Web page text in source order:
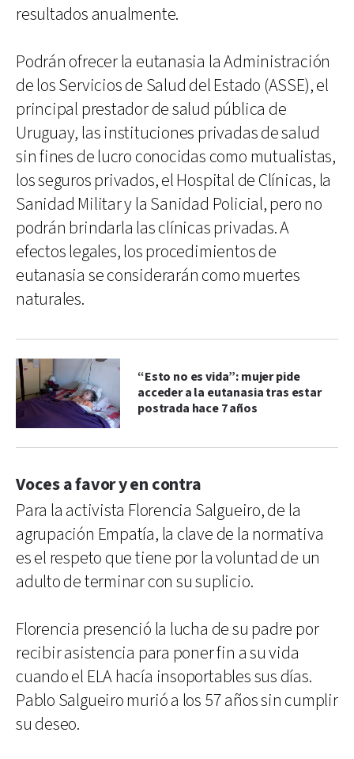
resultados anualmente.
Podrán ofrecer la eutanasia la Administración
de los Servicios de Salud del Estado (ASSE), el
principal prestador de salud pública de
Uruguay, las instituciones privadas de salud
sin fines de lucro conocidas como mutualistas,
los seguros privados, el Hospital de Clínicas, la
Sanidad Militar y la Sanidad Policial, pero no
podrán brindarla las clínicas privadas. A
efectos legales, los procedimientos de
eutanasia se considerarán como muertes
naturales.
“Esto no es vida”: mujer pide
acceder a la eutanasia tras estar
postrada hace 7 años
Voces a favor y en contra
Para la activista Florencia Salgueiro, de la
agrupación Empatía, la clave de la normativa
es el respeto que tiene por la voluntad de un
adulto de terminar con su suplicio.
Florencia presenció la lucha de su padre por
recibir asistencia para poner fin a su vida
cuando el ELA hacía insoportables sus días.
Pablo Salgueiro murió a los 57 años sin cumplir
su deseo.